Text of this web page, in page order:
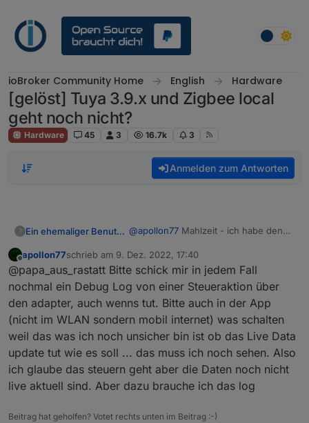
ioBroker Community Home English Hardware
[gelöst] Tuya 3.9.x und Zigbee local
geht noch nicht?
Hardware 45 3 16.7k 3
Anmelden zum Antworten
? Ein ehemaliger Benutzer @apollon77 Mahlzeit - ich habe den
scheint zu gehen mit 3.10.2. Heute
abend läuft mein Script, dann sehe ich
es genau.
Gruß,
Papa
apollon77schrieb am 9. Dez. 2022, 17:40
zuletzt editiert von
@papa_aus_rastatt Bitte schick mir in jedem Fall
nochmal ein Debug Log von einer Steueraktion über
den adapter, auch wenns tut. Bitte auch in der App
(nicht im WLAN sondern mobil internet) was schalten
weil das was ich noch unsicher bin ist ob das Live Data
update tut wie es soll ... das muss ich noch sehen. Also
ich glaube das steuern geht aber die Daten noch nicht
live aktuell sind. Aber dazu brauche ich das log
Beitrag hat geholfen? Votet rechts unten im Beitrag :-)